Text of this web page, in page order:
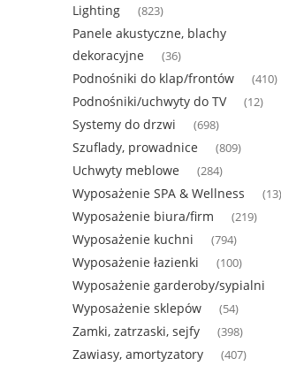
Lighting
(823)
Panele akustyczne, blachy
dekoracyjne
(36)
Podnośniki do klap/frontów (410)
Podnośniki/uchwyty do TV (12)
Systemy do drzwi (698)
Szuflady, prowadnice (809)
Uchwyty meblowe (284)
Wyposażenie SPA & Wellness (13)
Wyposażenie biura/firm (219)
Wyposażenie kuchni (794)
Wyposażenie łazienki (100)
Wyposażenie garderoby/sypialni
Wyposażenie sklepów (54)
Zamki, zatrzaski, sejfy (398)
Zawiasy, amortyzatory (407)